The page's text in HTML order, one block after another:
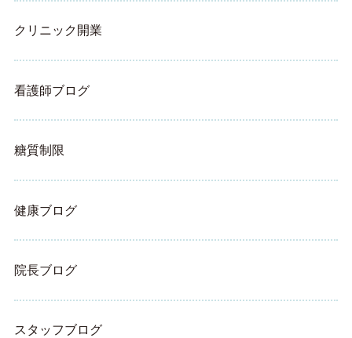
クリニック開業
看護師ブログ
糖質制限
健康ブログ
院長ブログ
スタッフブログ